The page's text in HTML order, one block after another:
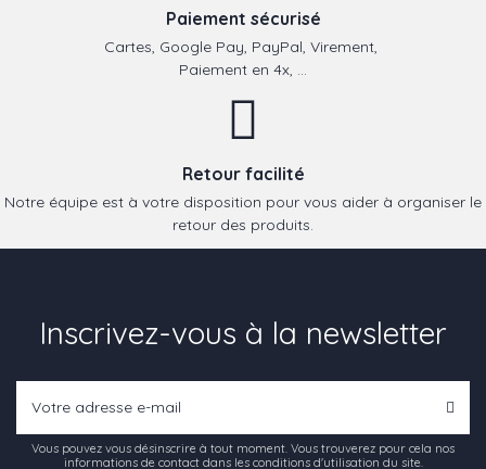
Paiement sécurisé
Cartes, Google Pay, PayPal, Virement,
Paiement en 4x, ...
Retour facilité
Notre équipe est à votre disposition pour vous aider à organiser le
retour des produits.
Inscrivez-vous à la newsletter
Vous pouvez vous désinscrire à tout moment. Vous trouverez pour cela nos
informations de contact dans les conditions d'utilisation du site.